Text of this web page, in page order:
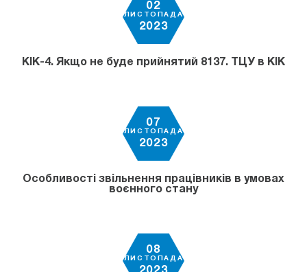
02
ЛИСТОПАДА
2023
КІК-4. Якщо не буде прийнятий 8137. ТЦУ в КІК
07
ЛИСТОПАДА
2023
Особливості звільнення працівників в умовах
воєнного стану
08
ЛИСТОПАДА